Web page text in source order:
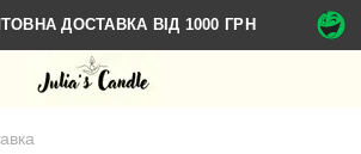
ДОСТАВКА ВІД 1000 ГРН